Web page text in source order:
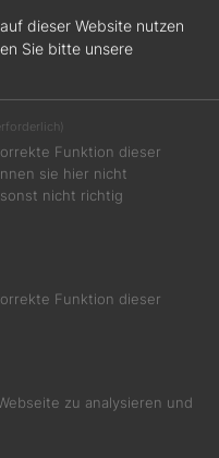
dieser Website nutzen
Sie bitte unsere
Funktion dieser
sie hier nicht
nicht richtig
Funktion dieser
zu analysieren und